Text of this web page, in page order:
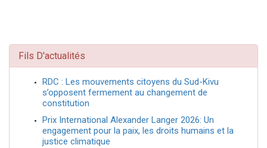
Fils D'actualités
RDC : Les mouvements citoyens du Sud-Kivu
s’opposent fermement au changement de
constitution
Prix International Alexander Langer 2026: Un
engagement pour la paix, les droits humains et la
justice climatique